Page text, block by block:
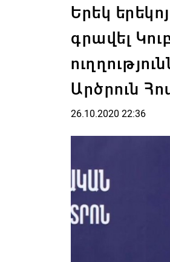
Երեկ
գրավել
Արծրուն
26.10.2020 22:36